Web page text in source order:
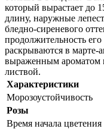
который вырастает до
длину, наружные
бледно-сиреневого
продолжительность
раскрываются в марте-
выраженным ароматом
листвой.
Характеристики
Морозоустойчивость
Розы
Время начала цветения